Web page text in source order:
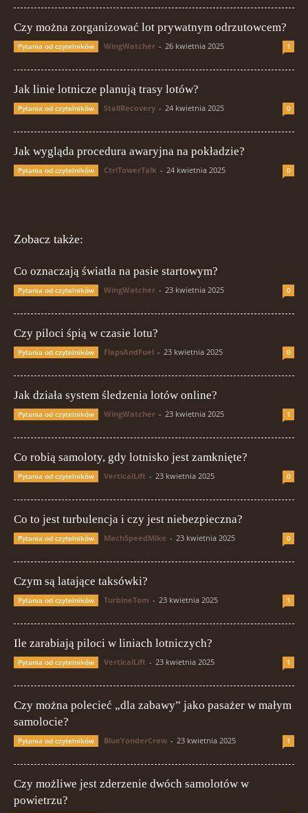
Czy można zorganizować lot prywatnym odrzutowcem?
Pytania od czytelników WingWatcher - 26 kwietnia 2025 1
Jak linie lotnicze planują trasy lotów?
Pytania od czytelników StallRecovery - 24 kwietnia 2025 0
Jak wygląda procedura awaryjna na pokładzie?
Pytania od czytelników CtrlTowerTalk - 24 kwietnia 2025 0
Zobacz także:
Co oznaczają światła na pasie startowym?
Pytania od czytelników WingWatcher - 23 kwietnia 2025 0
Czy piloci śpią w czasie lotu?
Pytania od czytelników FlapsAndFuel - 23 kwietnia 2025 0
Jak działa system śledzenia lotów online?
Pytania od czytelników WingWatcher - 23 kwietnia 2025 1
Co robią samoloty, gdy lotnisko jest zamknięte?
Pytania od czytelników VerticalLift - 23 kwietnia 2025 0
Co to jest turbulencja i czy jest niebezpieczna?
Pytania od czytelników MachSpeedMike - 23 kwietnia 2025 0
Czym są latające taksówki?
Pytania od czytelników TurbineTom - 23 kwietnia 2025 1
Ile zarabiają piloci w liniach lotniczych?
Pytania od czytelników VerticalLift - 23 kwietnia 2025 1
Czy można polecieć „dla zabawy” jako pasażer w małym
samolocie?
Pytania od czytelników BlueYonderCrew - 23 kwietnia 2025 1
Czy możliwe jest zderzenie dwóch samolotów w
powietrzu?